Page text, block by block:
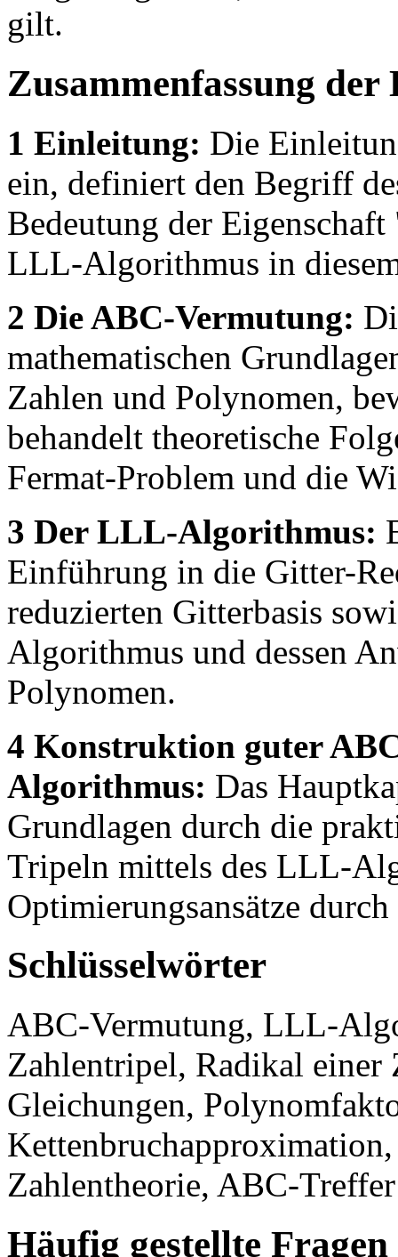
gilt.
Zusammenfassung der
1 Einleitung: Die
ein, definiert den Begriff
Bedeutung der
LLL-Algorithmus in
2 Die ABC-Vermutung:
mathematischen
Zahlen und Polynomen,
behandelt theoretische
Fermat-Problem und die
3 Der LLL-Algorithmus:
Einführung in die Gitter-
reduzierten Gitterbasis
Algorithmus und dessen
Polynomen.
4 Konstruktion guter
Algorithmus: Das
Grundlagen durch die
Tripeln mittels des LLL-
Optimierungsansätze
Schlüsselwörter
ABC-Vermutung, LLL-
Zahlentripel, Radikal einer
Gleichungen,
Zahlentheorie, ABC-Treffer
Häufig gestellte Fragen